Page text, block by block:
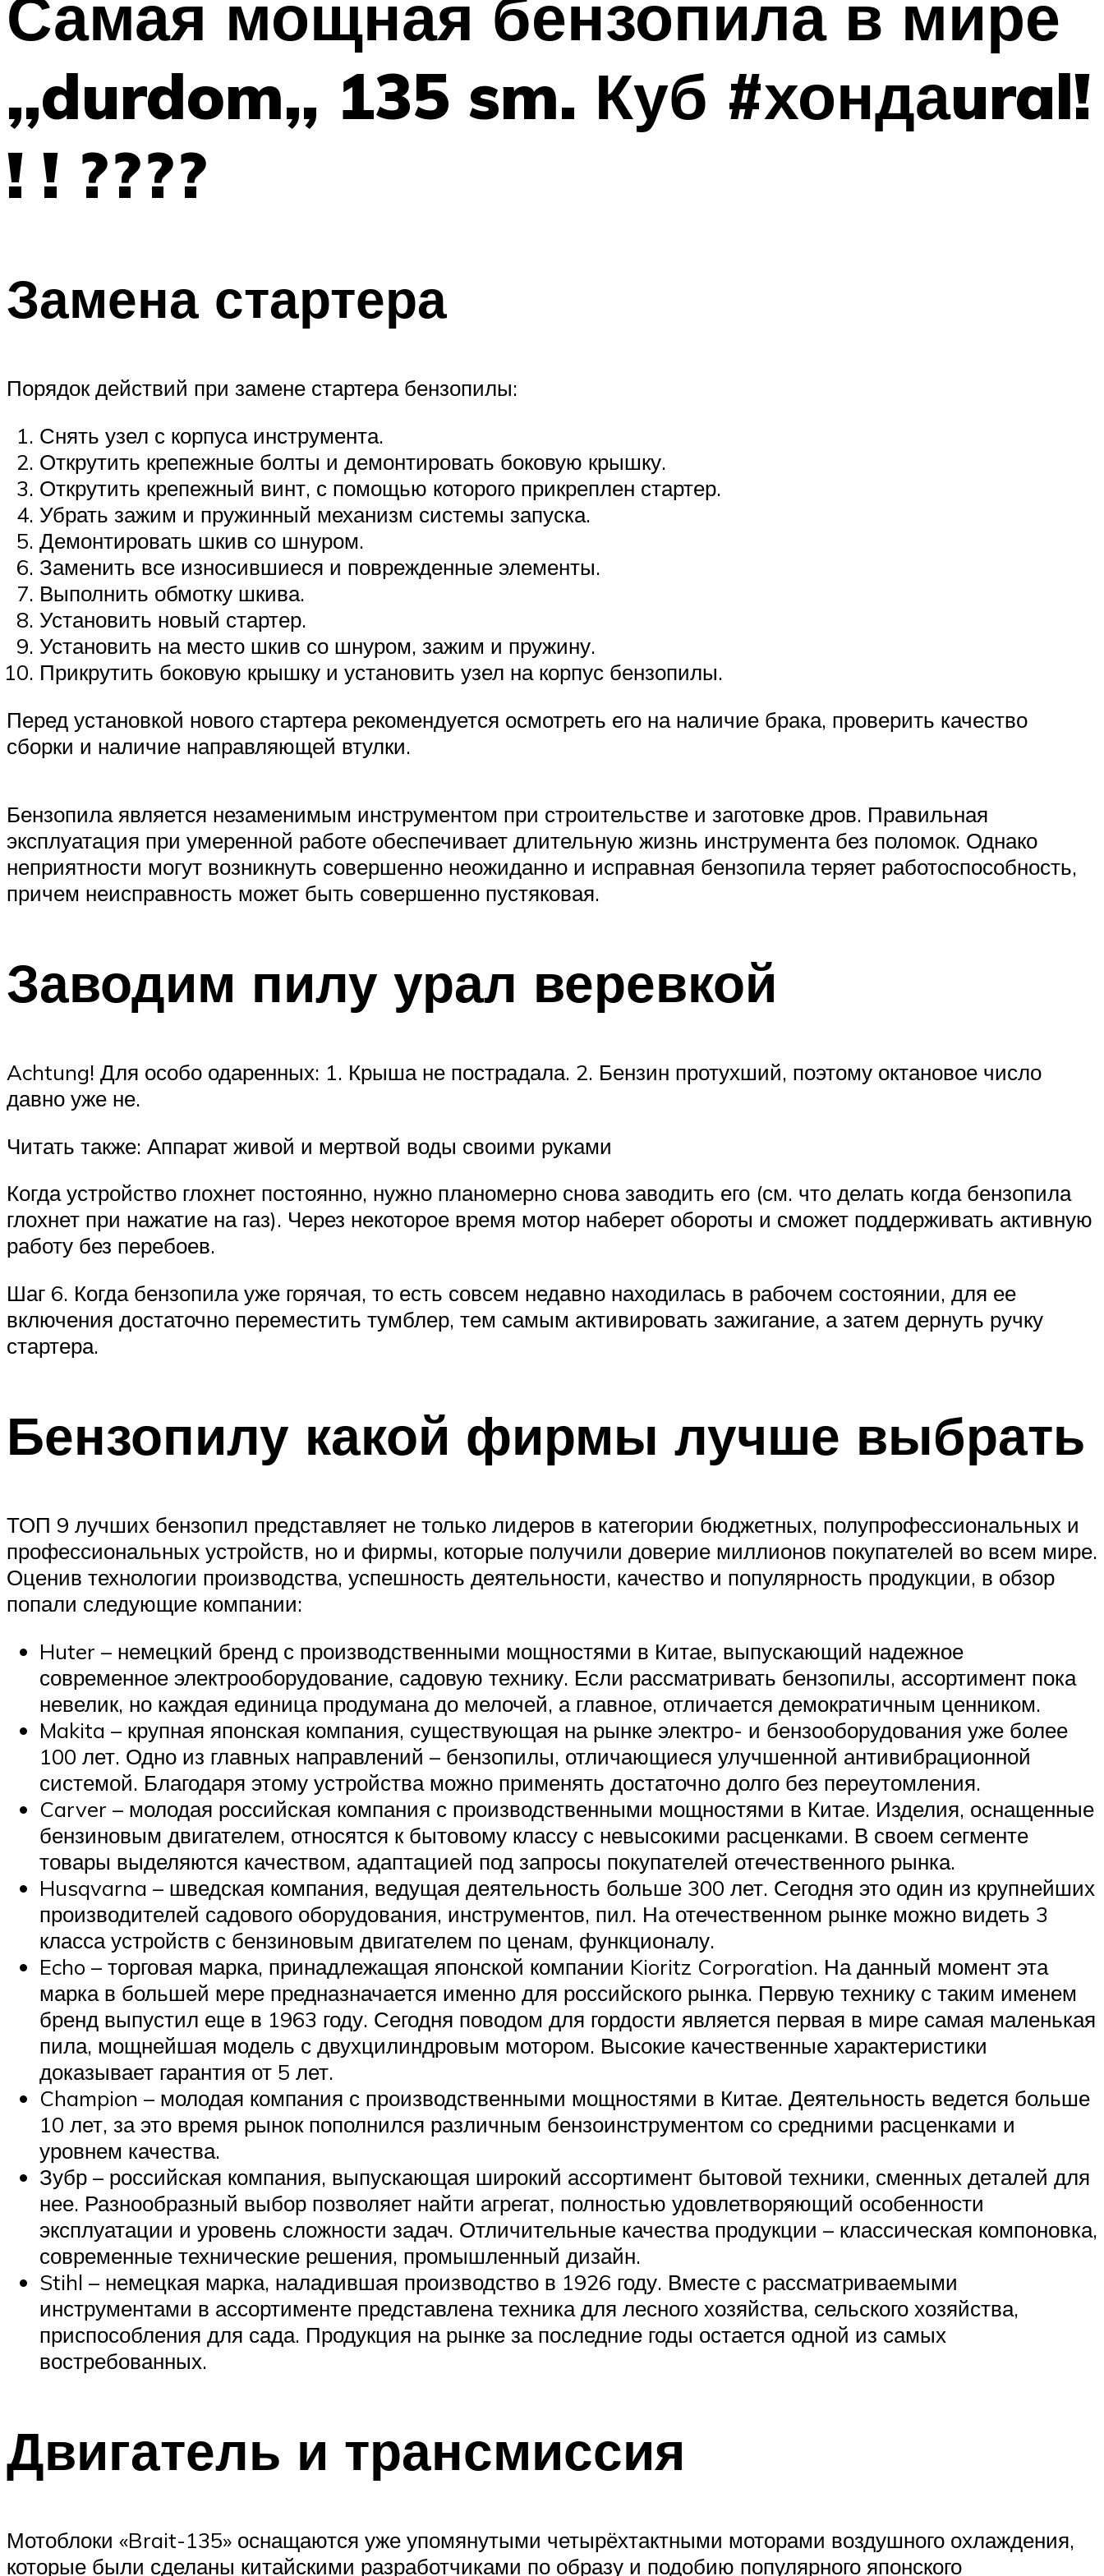
Самая мощная бензопила в мире
,,durdom,, 135 sm. Куб #хондаural!
! ! ????
Замена стартера
Порядок действий при замене стартера бензопилы:
Снять узел с корпуса инструмента.
Открутить крепежные болты и демонтировать боковую крышку.
Открутить крепежный винт, с помощью которого прикреплен стартер.
Убрать зажим и пружинный механизм системы запуска.
Демонтировать шкив со шнуром.
Заменить все износившиеся и поврежденные элементы.
Выполнить обмотку шкива.
Установить новый стартер.
Установить на место шкив со шнуром, зажим и пружину.
Прикрутить боковую крышку и установить узел на корпус бензопилы.
Перед установкой нового стартера рекомендуется осмотреть его на наличие брака, проверить качество
сборки и наличие направляющей втулки.
Бензопила является незаменимым инструментом при строительстве и заготовке дров. Правильная
эксплуатация при умеренной работе обеспечивает длительную жизнь инструмента без поломок. Однако
неприятности могут возникнуть совершенно неожиданно и исправная бензопила теряет работоспособность,
причем неисправность может быть совершенно пустяковая.
Заводим пилу урал веревкой
Achtung! Для особо одаренных: 1. Крыша не пострадала. 2. Бензин протухший, поэтому октановое число
давно уже не.
Читать также: Аппарат живой и мертвой воды своими руками
Когда устройство глохнет постоянно, нужно планомерно снова заводить его (см. что делать когда бензопила
глохнет при нажатие на газ). Через некоторое время мотор наберет обороты и сможет поддерживать активную
работу без перебоев.
Шаг 6. Когда бензопила уже горячая, то есть совсем недавно находилась в рабочем состоянии, для ее
включения достаточно переместить тумблер, тем самым активировать зажигание, а затем дернуть ручку
стартера.
Бензопилу какой фирмы лучше выбрать
ТОП 9 лучших бензопил представляет не только лидеров в категории бюджетных, полупрофессиональных и
профессиональных устройств, но и фирмы, которые получили доверие миллионов покупателей во всем мире.
Оценив технологии производства, успешность деятельности, качество и популярность продукции, в обзор
попали следующие компании:
Huter – немецкий бренд с производственными мощностями в Китае, выпускающий надежное
современное электрооборудование, садовую технику. Если рассматривать бензопилы, ассортимент пока
невелик, но каждая единица продумана до мелочей, а главное, отличается демократичным ценником.
Makita – крупная японская компания, существующая на рынке электро- и бензооборудования уже более
100 лет. Одно из главных направлений – бензопилы, отличающиеся улучшенной антивибрационной
системой. Благодаря этому устройства можно применять достаточно долго без переутомления.
Carver – молодая российская компания с производственными мощностями в Китае. Изделия, оснащенные
бензиновым двигателем, относятся к бытовому классу с невысокими расценками. В своем сегменте
товары выделяются качеством, адаптацией под запросы покупателей отечественного рынка.
Husqvarna – шведская компания, ведущая деятельность больше 300 лет. Сегодня это один из крупнейших
производителей садового оборудования, инструментов, пил. На отечественном рынке можно видеть 3
класса устройств с бензиновым двигателем по ценам, функционалу.
Echo – торговая марка, принадлежащая японской компании Kioritz Corporation. На данный момент эта
марка в большей мере предназначается именно для российского рынка. Первую технику с таким именем
бренд выпустил еще в 1963 году. Сегодня поводом для гордости является первая в мире самая маленькая
пила, мощнейшая модель с двухцилиндровым мотором. Высокие качественные характеристики
доказывает гарантия от 5 лет.
Champion – молодая компания с производственными мощностями в Китае. Деятельность ведется больше
10 лет, за это время рынок пополнился различным бензоинструментом со средними расценками и
уровнем качества.
Зубр – российская компания, выпускающая широкий ассортимент бытовой техники, сменных деталей для
нее. Разнообразный выбор позволяет найти агрегат, полностью удовлетворяющий особенности
эксплуатации и уровень сложности задач. Отличительные качества продукции – классическая компоновка,
современные технические решения, промышленный дизайн.
Stihl – немецкая марка, наладившая производство в 1926 году. Вместе с рассматриваемыми
инструментами в ассортименте представлена техника для лесного хозяйства, сельского хозяйства,
приспособления для сада. Продукция на рынке за последние годы остается одной из самых
востребованных.
Двигатель и трансмиссия
Мотоблоки «Brait-135» оснащаются уже упомянутыми четырёхтактными моторами воздушного охлаждения,
которые были сделаны китайскими разработчиками по образу и подобию популярного японского